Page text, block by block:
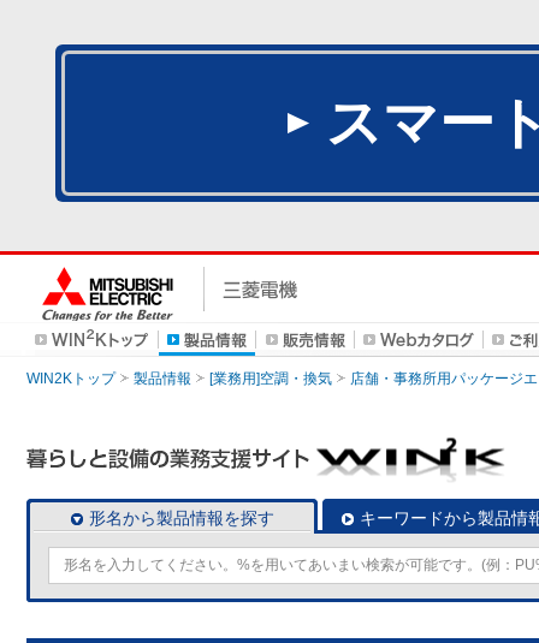
スマー
WIN2Kトップ 製品情報 [業務用]空調・換気 店舗・事務所用パッケージ
形名から製品情報を探す キーワードから製品情